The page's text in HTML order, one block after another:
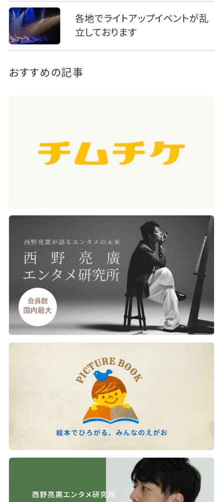
各地でライトアップイベントが乱
立しております
おすすめの記事